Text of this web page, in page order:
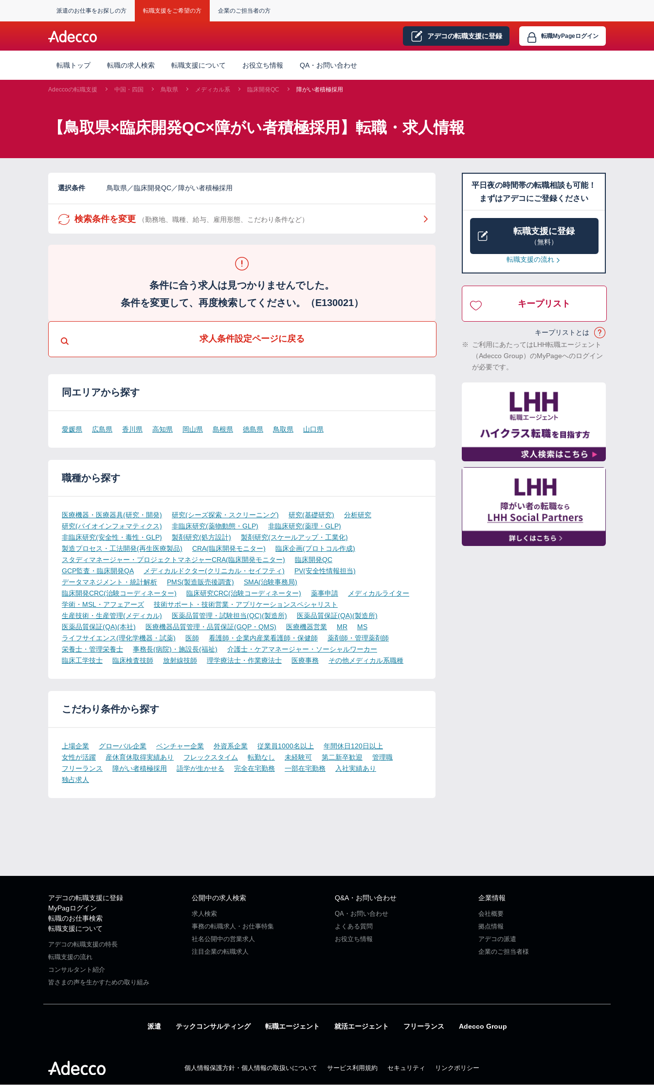
派遣のお仕事をお探しの方 転職支援をご希望の方 企業のご担当者の方
アデコの転職支援に登録 転職MyPageログイン
転職トップ 転職の求人検索 転職支援について お役立ち情報 QA・お問い合わせ
Adeccoの転職支援 中国・四国 鳥取県 メディカル系 臨床開発QC 障がい者積極採用
【鳥取県×臨床開発QC×障がい者積極採用】転職・求人情報
選択条件 鳥取県／臨床開発QC／障がい者積極採用
検索条件を変更 （勤務地、職種、給与、雇用形態、こだわり条件など）
条件に合う求人は見つかりませんでした。
条件を変更して、再度検索してください。（E130021）
求人条件設定ページに戻る
同エリアから探す
愛媛県 広島県 香川県 高知県 岡山県 島根県 徳島県 鳥取県 山口県
職種から探す
医療機器・医療器具(研究・開発) 研究(シーズ探索・スクリーニング) 研究(基礎研究)
分析研究
研究(バイオインフォマティクス)
非臨床研究(薬物動態・GLP)
非臨床研究(薬理・GLP)
非臨床研究(安全性・毒性・GLP)
製剤研究(処方設計)
製剤研究(スケールアップ・工業化)
製造プロセス・工法開発(再生医療製品)
CRA(臨床開発モニター)
臨床企画(プロトコル作成)
スタディマネージャー・プロジェクトマネジャーCRA(臨床開発モニター)
臨床開発QC
GCP監査・臨床開発QA
メディカルドクター(クリニカル・セイフティ)
PV(安全性情報担当)
データマネジメント・統計解析
PMS(製造販売後調査)
SMA(治験事務局)
臨床開発CRC(治験コーディネーター)
臨床研究CRC(治験コーディネーター) 薬事申請
メディカルライター
学術・MSL・アフェアーズ
技術サポート・技術営業・アプリケーションスペシャリスト
生産技術・生産管理(メディカル)
医薬品質管理・試験担当(QC)(製造所)
医薬品質保証(QA)(製造所)
医薬品質保証(QA)(本社)
医療機器品質管理・品質保証(GQP・QMS) 医療機器営業 MR
MS
ライフサイエンス(理化学機器・試薬)
医師 看護師・企業内産業看護師・保健師
薬剤師・管理薬剤師
栄養士・管理栄養士
事務長(病院)・施設長(福祉)
介護士・ケアマネージャー・ソーシャルワーカー
臨床工学技士
臨床検査技師 放射線技師 理学療法士・作業療法士 医療事務 その他メディカル系職種
こだわり条件から探す
上場企業 グローバル企業 ベンチャー企業 外資系企業 従業員1000名以上
年間休日120日以上
女性が活躍
産休育休取得実績あり フレックスタイム 転勤なし 未経験可 第二新卒歓迎
管理職
フリーランス
障がい者積極採用 語学が生かせる 完全在宅勤務 一部在宅勤務
入社実績あり
独占求人
平日夜の時間帯の転職相談も可能！
まずはアデコにご登録ください
転職支援に登録
（無料）
転職支援の流れ
キープリスト
キープリストとは
※
ご利用にあたってはLHH転職エージェント
（Adecco Group）のMyPageへのログイン
が必要です。
アデコの転職支援に登録
MyPagログイン
転職のお仕事検索
転職支援について
アデコの転職支援の特長
転職支援の流れ
コンサルタント紹介
皆さまの声を生かすための取り組み
公開中の求人検索
求人検索
事務の転職求人・お仕事特集
社名公開中の営業求人
注目企業の転職求人
Q&A・お問い合わせ
QA・お問い合わせ
よくある質問
お役立ち情報
企業情報
会社概要
拠点情報
アデコの派遣
企業のご担当者様
派遣 テックコンサルティング 転職エージェント 就活エージェント フリーランス Adecco Group
個人情報保護方針・個人情報の取扱いについて サービス利用規約 セキュリティ リンクポリシー